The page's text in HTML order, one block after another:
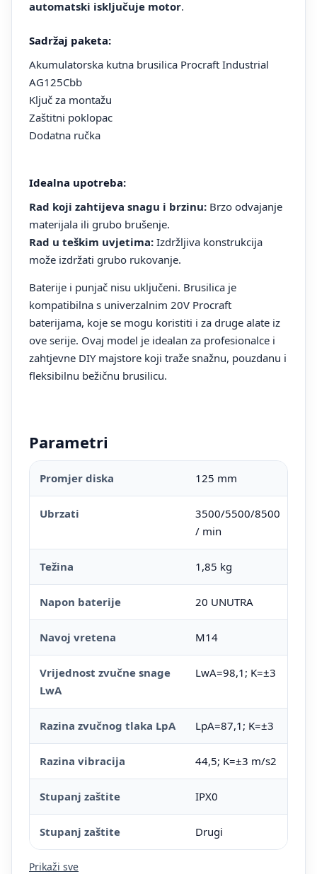
automatski isključuje motor.
Sadržaj paketa:
Akumulatorska kutna brusilica Procraft Industrial
AG125Cbb
Ključ za montažu
Zaštitni poklopac
Dodatna ručka
Idealna upotreba:
Rad koji zahtijeva snagu i brzinu: Brzo odvajanje
materijala ili grubo brušenje.
Rad u teškim uvjetima: Izdržljiva konstrukcija
može izdržati grubo rukovanje.
Baterije i punjač nisu uključeni. Brusilica je
kompatibilna s univerzalnim 20V Procraft
baterijama, koje se mogu koristiti i za druge alate iz
ove serije. Ovaj model je idealan za profesionalce i
zahtjevne DIY majstore koji traže snažnu, pouzdanu i
fleksibilnu bežičnu brusilicu.
Parametri
Promjer diska 125 mm
Ubrzati
3500/5500/8500
/ min
Težina 1,85 kg
Napon baterije 20 UNUTRA
Navoj vretena M14
Vrijednost zvučne snage
LwA
LwA=98,1; K=±3
Razina zvučnog tlaka LpA LpA=87,1; K=±3
Razina vibracija 44,5; K=±3 m/s2
Stupanj zaštite IPX0
Stupanj zaštite Drugi
Prikaži sve